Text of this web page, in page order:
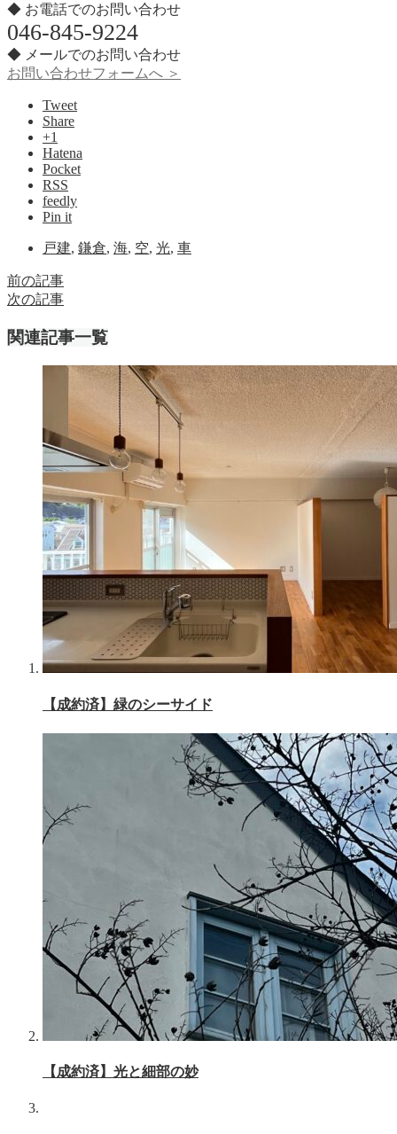
◆ お電話でのお問い合わせ
046-845-9224
◆ メールでのお問い合わせ
お問い合わせフォームへ ＞
Tweet
Share
+1
Hatena
Pocket
RSS
feedly
Pin it
戸建, 鎌倉, 海, 空, 光, 車
前の記事
次の記事
関連記事一覧
【成約済】緑のシーサイド
【成約済】光と細部の妙